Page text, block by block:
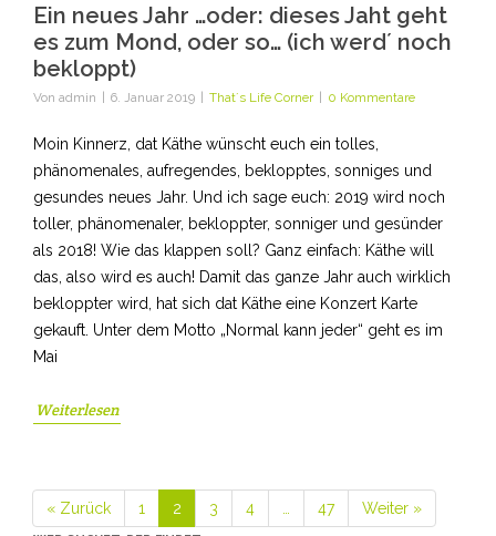
Ein neues Jahr …oder: dieses Jaht geht
es zum Mond, oder so… (ich werd´ noch
bekloppt)
Von admin 6. Januar 2019 That´s Life Corner 0 Kommentare
Moin Kinnerz, dat Käthe wünscht euch ein tolles,
phänomenales, aufregendes, beklopptes, sonniges und
gesundes neues Jahr. Und ich sage euch: 2019 wird noch
toller, phänomenaler, bekloppter, sonniger und gesünder
als 2018! Wie das klappen soll? Ganz einfach: Käthe will
das, also wird es auch! Damit das ganze Jahr auch wirklich
bekloppter wird, hat sich dat Käthe eine Konzert Karte
gekauft. Unter dem Motto „Normal kann jeder“ geht es im
Mai
Weiterlesen
« Zurück Seite
1 Seite
2 Seite
3 Seite
4 Seite
47 Weiter »